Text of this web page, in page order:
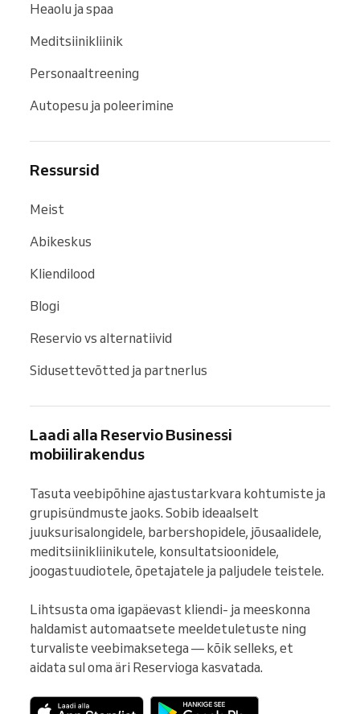
Heaolu ja spaa
Meditsiinikliinik
Personaaltreening
Autopesu ja poleerimine
Ressursid
Meist
Abikeskus
Kliendilood
Blogi
Reservio vs alternatiivid
Sidusettevõtted ja partnerlus
Laadi alla Reservio Businessi
mobiilirakendus
Tasuta veebipõhine ajastustarkvara kohtumiste ja
grupisündmuste jaoks. Sobib ideaalselt
juuksurisalongidele, barbershopidele, jõusaalidele,
meditsiinikliinikutele, konsultatsioonidele,
joogastuudiotele, õpetajatele ja paljudele teistele.
Lihtsusta oma igapäevast kliendi- ja meeskonna
haldamist automaatsete meeldetuletuste ning
turvaliste veebimaksetega — kõik selleks, et
aidata sul oma äri Reservioga kasvatada.